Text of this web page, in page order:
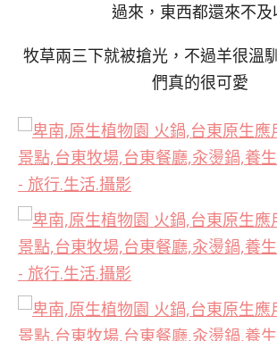
過來，東西都還來不及
牧草兩三下就被搶光，不過羊很溫
們真的很可愛